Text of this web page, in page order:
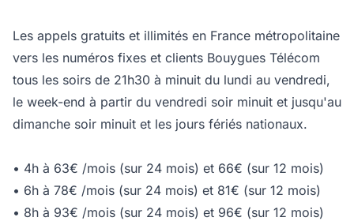
Les appels gratuits et illimités en France métropolitaine
vers les numéros fixes et clients Bouygues Télécom
tous les soirs de 21h30 à minuit du lundi au vendredi,
le week-end à partir du vendredi soir minuit et jusqu'au
dimanche soir minuit et les jours fériés nationaux.
• 4h à 63€ /mois (sur 24 mois) et 66€ (sur 12 mois)
• 6h à 78€ /mois (sur 24 mois) et 81€ (sur 12 mois)
• 8h à 93€ /mois (sur 24 mois) et 96€ (sur 12 mois)